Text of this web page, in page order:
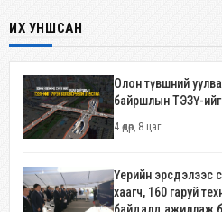
ИХ УНШСАН
Олон түвшний
байршлын ТЭЗҮ-
4 өдөр, 8 цаг
Үерийн эрсдэлээс
хаагч, 160 гаруй